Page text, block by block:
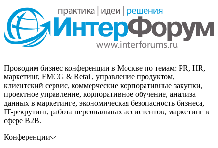
Проводим бизнес конференции в Москве по темам: PR, HR,
маркетинг, FMCG & Retail, управление продуктом,
клиентский сервис, коммерческие корпоративные закупки,
проектное управление, корпоративное обучение, анализа
данных в маркетинге, экономическая безопасность бизнеса,
IT-рекрутинг, работа персональных ассистентов, маркетинг в
сфере B2B.
Конференции